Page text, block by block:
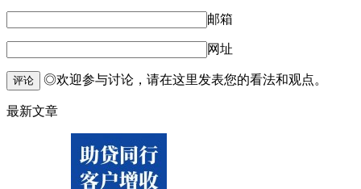
邮箱
网址
评论 ◎欢迎参与讨论，请在这里发表您的看法和观点。
最新文章